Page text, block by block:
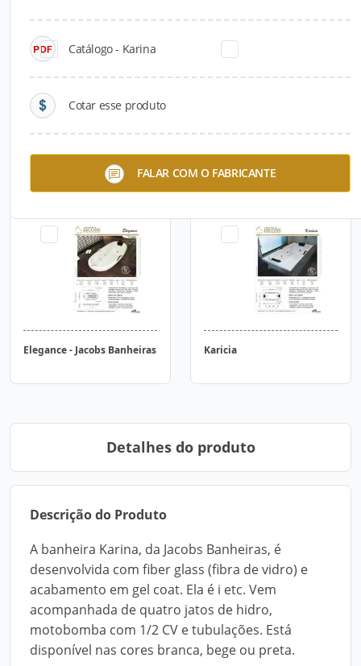
Catálogo - Karina
Cotar esse produto
FALAR COM O FABRICANTE
Elegance - Jacobs Banheiras Karicia
Detalhes do produto
Descrição do Produto
A banheira Karina, da Jacobs Banheiras, é
desenvolvida com fiber glass (fibra de vidro) e
acabamento em gel coat. Ela é i etc. Vem
acompanhada de quatro jatos de hidro,
motobomba com 1/2 CV e tubulações. Está
disponível nas cores branca, bege ou preta.